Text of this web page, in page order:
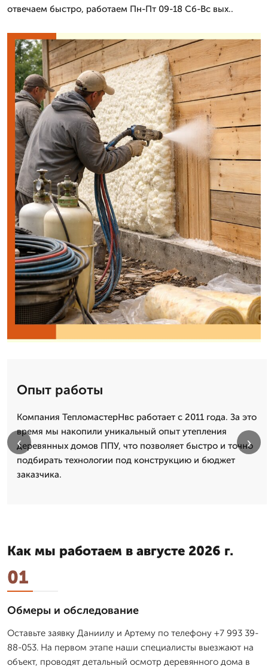
отвечаем быстро, работаем Пн-Пт 09-18 Сб-Вс вых..
Опыт работы
Компания ТепломастерНвс работает с 2011 года. За это
время мы накопили уникальный опыт утепления
деревянных домов ППУ, что позволяет быстро и точно
подбирать технологии под конструкцию и бюджет
заказчика.
‹ ›
Как мы работаем в августе 2026 г.
01
Обмеры и обследование
Оставьте заявку Даниилу и Артему по телефону +7 993 39-
88-053. На первом этапе наши специалисты выезжают на
объект, проводят детальный осмотр деревянного дома в